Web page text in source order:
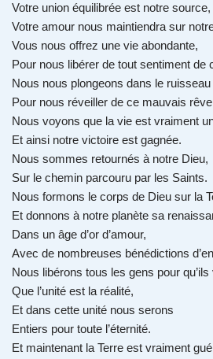
Votre union équilibrée est notre source,
Votre amour nous maintiendra sur
Vous nous offrez une vie abondante,
Pour nous libérer de tout sentiment de
Nous nous plongeons dans le ruisseau
Pour nous réveiller de ce mauvais
Nous voyons que la vie est vraiment
Et ainsi notre victoire est gagnée.
Nous sommes retournés à notre Dieu,
Sur le chemin parcouru par les Saints.
Nous formons le corps de Dieu sur la
Et donnons à notre planète sa
Dans un âge d’or d’amour,
Avec de nombreuses bénédictions
Nous libérons tous les gens pour qu’ils
Que l’unité est la réalité,
Et dans cette unité nous serons
Entiers pour toute l’éternité.
Et maintenant la Terre est vraiment